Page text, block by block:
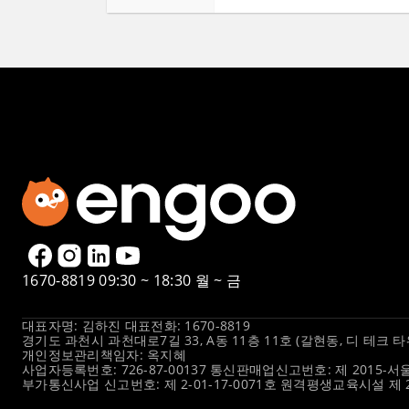
1670-881909:30 ~ 18:30 월 ~ 금
대표자명: 김하진 대표전화: 1670-8819
경기도 과천시 과천대로7길 33, A동 11층 11호 (갈현동, 디 테크
개인정보관리책임자: 옥지혜
사업자등록번호: 726-87-00137 통신판매업신고번호: 제 2015-서
부가통신사업 신고번호: 제 2-01-17-0071호 원격평생교육시설 제